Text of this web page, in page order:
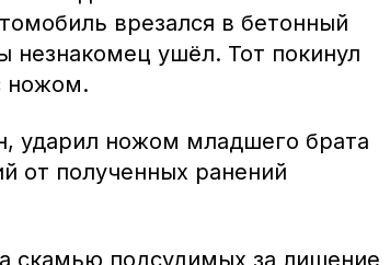
врезался в бетонный
незнакомец ушёл. Тот покинул
ножом.
ударил ножом младшего брата
от полученных ранений
скамью подсудимых за лишение